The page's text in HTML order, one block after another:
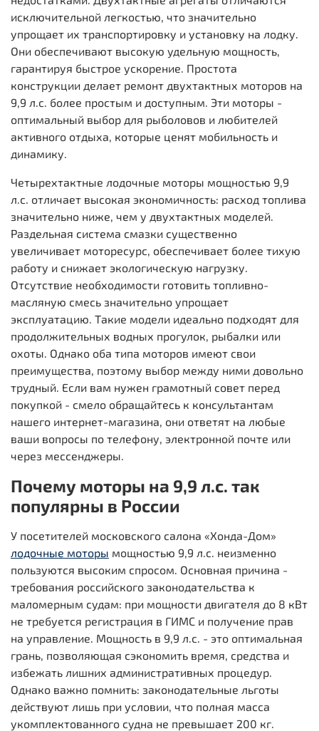
исключительной легкостью, что значительно
упрощает их транспортировку и установку на лодку.
Они обеспечивают высокую удельную мощность,
гарантируя быстрое ускорение. Простота
конструкции делает ремонт двухтактных моторов на
9,9 л.с. более простым и доступным. Эти моторы -
оптимальный выбор для рыболовов и любителей
активного отдыха, которые ценят мобильность и
динамику.
Четырехтактные лодочные моторы мощностью 9,9
л.с. отличает высокая экономичность: расход топлива
значительно ниже, чем у двухтактных моделей.
Раздельная система смазки существенно
увеличивает моторесурс, обеспечивает более тихую
работу и снижает экологическую нагрузку.
Отсутствие необходимости готовить топливно-
масляную смесь значительно упрощает
эксплуатацию. Такие модели идеально подходят для
продолжительных водных прогулок, рыбалки или
охоты. Однако оба типа моторов имеют свои
преимущества, поэтому выбор между ними довольно
трудный. Если вам нужен грамотный совет перед
покупкой - смело обращайтесь к консультантам
нашего интернет-магазина, они ответят на любые
ваши вопросы по телефону, электронной почте или
через мессенджеры.
Почему моторы на 9,9 л.с. так
популярны в России
У посетителей московского салона «Хонда-Дом»
лодочные моторы мощностью 9,9 л.с. неизменно
пользуются высоким спросом. Основная причина -
требования российского законодательства к
маломерным судам: при мощности двигателя до 8 кВт
не требуется регистрация в ГИМС и получение прав
на управление. Мощность в 9,9 л.с. - это оптимальная
грань, позволяющая сэкономить время, средства и
избежать лишних административных процедур.
Однако важно помнить: законодательные льготы
действуют лишь при условии, что полная масса
укомплектованного судна не превышает 200 кг.